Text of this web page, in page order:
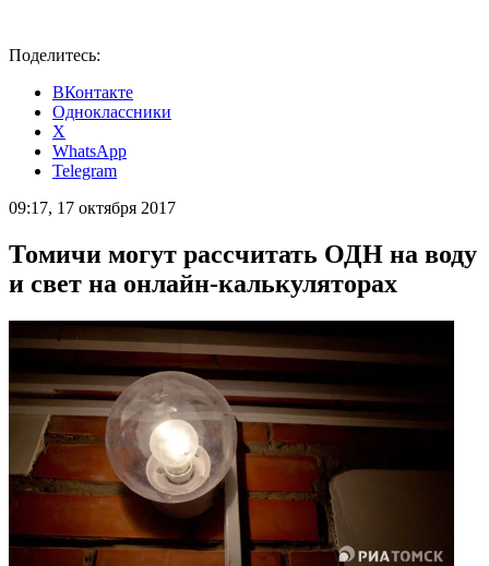
Поделитесь:
ВКонтакте
Одноклассники
X
WhatsApp
Telegram
09:17, 17 октября 2017
Томичи могут рассчитать ОДН на воду
и свет на онлайн-калькуляторах